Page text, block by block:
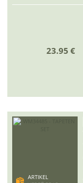
23.95 €
ARTIKEL